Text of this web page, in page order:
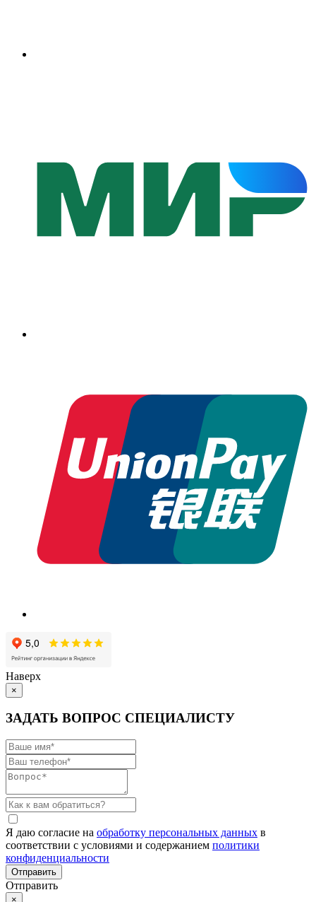
Наверх
×
ЗАДАТЬ ВОПРОС СПЕЦИАЛИСТУ
Я даю согласие на обработку персональных данных в
соответствии с условиями и содержанием политики
конфиденциальности
Отправить
×